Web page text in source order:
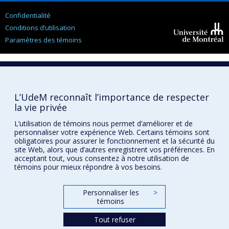
l’Université de Montréal
2022 “La politique du fédéralisme fiscal : l’opinion des
Canadiennes.
Aarhus, en ligne
2022“Economic decline and tax policy preferences.”
Centre pour l’étude de la citoyenneté démocratique,
Montréal, Juin
2022“Science, politique et sévérité des mesures
sanitaires pour lutter contre la COVID-19 : le Québec en
perspective comparée.” Webinaire de l’association latine
pour l’analyse des systèmes de santé (16 mars)
“L’impact de l’austérité budgétaire sur le
Confidentialité
Conditions d’utilisation
Paramètres des témoins
Montréal
L’UdeM reconnaît l’importance de respecter
la vie privée
L’utilisation de témoins nous permet d’améliorer et de
personnaliser votre expérience Web. Certains témoins sont
obligatoires pour assurer le fonctionnement et la sécurité du
site Web, alors que d’autres enregistrent vos préférences. En
acceptant tout, vous consentez à notre utilisation de
témoins pour mieux répondre à vos besoins.
Personnaliser les
témoins
>
Tout refuser